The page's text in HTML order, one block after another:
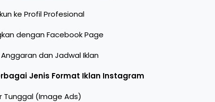
ke Profil Profesional
dengan Facebook Page
dan Jadwal Iklan
Jenis Format Iklan Instagram
Tunggal (Image Ads)